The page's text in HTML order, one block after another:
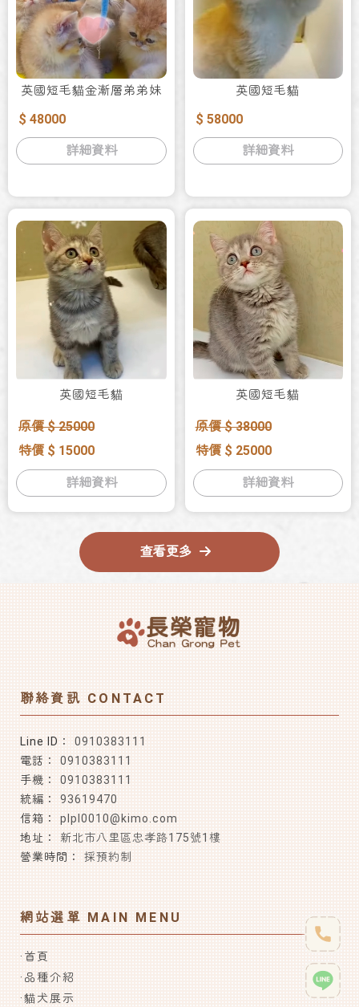
英國短毛貓金漸層弟弟妹
$ 48000
詳細資料
英國短毛貓
$ 58000
詳細資料
英國短毛貓
原價 $ 25000
特價 $ 15000
詳細資料
英國短毛貓
原價 $ 38000
特價 $ 25000
詳細資料
查看更多
0910383111
0910383111
0910383111
93619470
plpl0010@kimo.com
新北市八里區忠孝路175號1樓
採預約制
首頁
品種介紹
貓犬展示